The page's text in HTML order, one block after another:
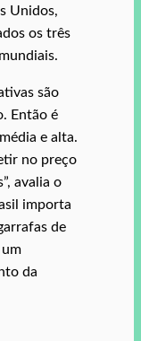
Unidos,
os três
são
Então é
e alta.
no preço
avalia o
importa
de
da